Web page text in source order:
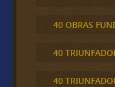
40 OBRAS
40
40